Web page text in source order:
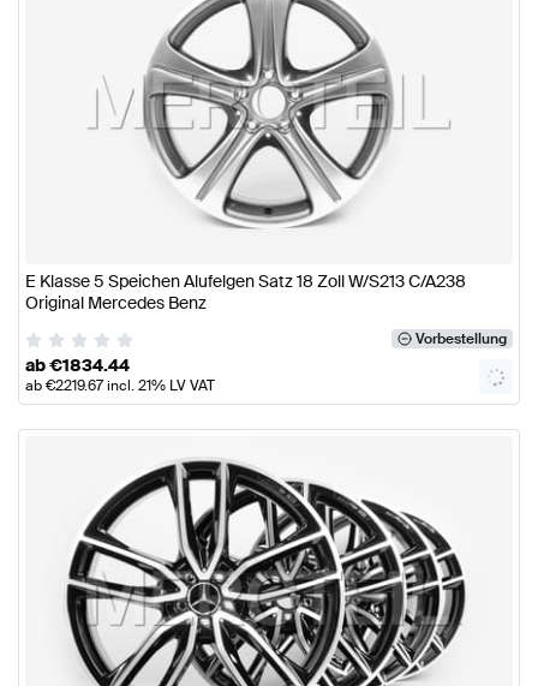
E Klasse 5 Speichen Alufelgen Satz 18 Zoll W/S213 C/A238
Original Mercedes Benz
Vorbestellung
ab€1834.44
ab€2219.67incl. 21% LV VAT